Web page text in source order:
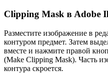
Clipping Mask в Adobe
Разместите изображение в
контуром предмет. Затем
вместе и нажмите правой
(Make Clipping Mask). Часть
контура скроется.